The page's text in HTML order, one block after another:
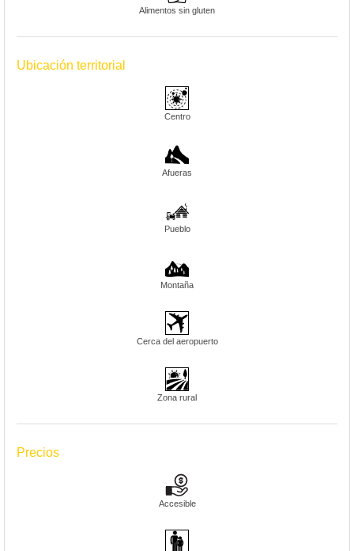
Alimentos sin gluten
Ubicación territorial
Centro
Afueras
Pueblo
Montaña
Cerca del aeropuerto
Zona rural
Precios
Accesible